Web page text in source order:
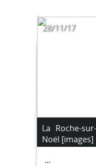
28/11/17
La Roche-
Noël [images]
...